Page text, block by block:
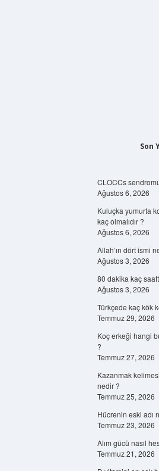
Son
CLOCCs
Ağustos 6, 2026
Kuluçka yumurta
kaç olmalıdır ?
Ağustos 6, 2026
Allah’ın dört ismi
Ağustos 3, 2026
80 dakika kaç
Ağustos 3, 2026
Türkçede kaç kök
Temmuz 29, 2026
Koç erkeği hangi
?
Temmuz 27, 2026
Kazanmak
nedir ?
Temmuz 25, 2026
Hücrenin eski adı
Temmuz 23, 2026
Alım gücü nasıl
Temmuz 21, 2026